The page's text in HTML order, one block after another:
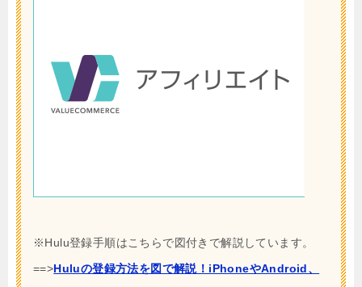
※Hulu登録手順はこちらで図付きで解説しています。
==>Huluの登録方法を図で解説！iPhoneやAndroid、